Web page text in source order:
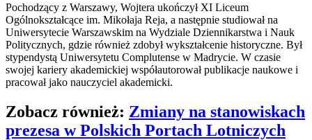
Pochodzący z Warszawy, Wojtera ukończył XI Liceum
Ogólnokształcące im. Mikołaja Reja, a następnie studiował na
Uniwersytecie Warszawskim na Wydziale Dziennikarstwa i Nauk
Politycznych, gdzie również zdobył wykształcenie historyczne. Był
stypendystą Uniwersytetu Complutense w Madrycie. W czasie
swojej kariery akademickiej współautorował publikacje naukowe i
pracował jako nauczyciel akademicki.
Zobacz również: Zmiany na stanowiskach
prezesa w Polskich Portach Lotniczych